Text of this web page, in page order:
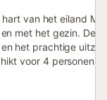
van het eiland
met het gezin. De
het prachtige
voor 4 personen,
is satelliet-tv en wifi